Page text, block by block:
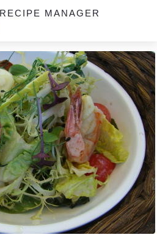
MANAGER